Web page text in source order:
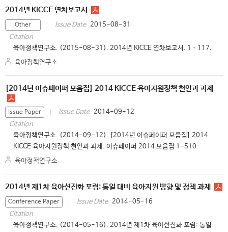
2014년 KICCE 연차보고서
Other Issue Date 2015-08-31
Citation
육아정책연구소. (2015-08-31). 2014년 KICCE 연차보고서. 1–117.
육아정책연구소
[2014년 이슈페이퍼 모음집] 2014 KICCE 육아지원정책 현안과 과제
Issue Paper Issue Date 2014-09-12
Citation
육아정책연구소. (2014-09-12). [2014년 이슈페이퍼 모음집] 2014
KICCE 육아지원정책 현안과 과제. 이슈페이퍼 2014 모음집 1-510.
육아정책연구소
2014년 제1차 육아선진화 포럼: 통일 대비 육아지원 방향 및 정책 과제
Conference Paper Issue Date 2014-05-16
Citation
육아정책연구소. (2014-05-16). 2014년 제1차 육아선진화 포럼: 통일